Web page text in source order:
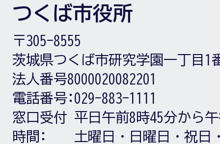
つくば市役所
〒305-8555
茨城県つくば市研究学園一丁目1
法人番号8000020082201
電話番号: 029-883-1111
窓口受付
時間:
平日午前8時45分から
土曜日・日曜日・祝日